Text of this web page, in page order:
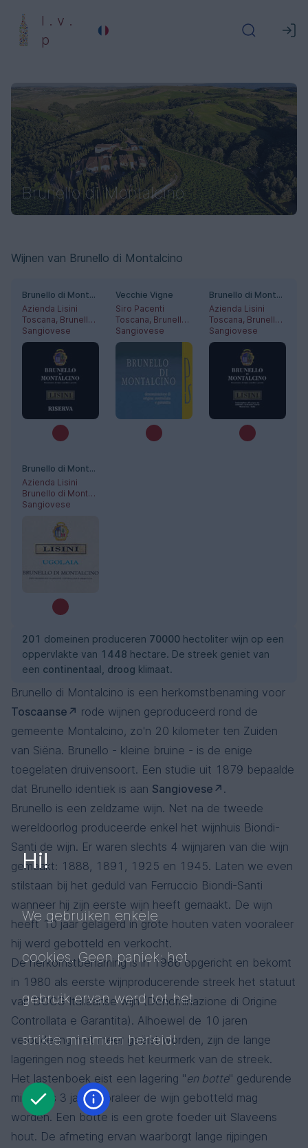
l . v .
p
Brunello di Montalcino
201 domeinen produceren 70000 hectoliter wijn op een
oppervlakte van 1448 hectare. De streek geniet van
een continentaal, droog klimaat.
Brunello di Montalcino is een herkomstbenaming voor
Toscaanse
rode wijnen geproduceerd rond de
gemeente Montalcino, zo'n 20 kilometer ten Zuiden
van Siëna. Brunello - kleine bruine - is de enige
toegelaten druivensoort. Een studie uit 1879 bepaalde
dat Brunello identiek is aan Sangiovese
.
Brunello is een zeldzame wijn. Net na de tweede
wereldoorlog produceerde enkel het wijnhuis Biondi-
Santi de wijn. Er waren slechts 4 wijnjaren van die wijn
gemaakt: 1888, 1891, 1925 en 1945. Laten we even
stilstaan bij het geduld van Ferruccio Biondi-Santi
wanneer hij zijn eerste wijn heeft gemaakt. De wijn
heeft 10 jaar gelagerd in grote houten vaten vooraleer
hij werd gebotteld en verkocht.
De herkomstbenaming is in 1966 opgericht en bekomt
in 1980 als eerste wijnproducerende streek het statuut
van DOCG Italiaanse wijn (Denominazione di Origine
Controllata e Garantita). Alhoewel de 10 jaren
veroudering niet meer geëist worden, zijn de lange
lageringen nog steeds het keurmerk van de streek.
Het lastenboek eist een lagering "en botte" gedurende
minstens 3 jaar vooraleer de wijn gebotteld mag
worden. Een botte is een grote foeder uit Slaveens
hout. De afmeting ervan waarborgt lange rijpingen
Wijnen van Brunello di Montalcino
Brunello di Montalcino Riserva
Azienda Lisini
Toscana, Brunello di Montalcino
Sangiovese
Vecchie Vigne
Siro Pacenti
Toscana, Brunello di Montalcino
Sangiovese
Brunello di Montalcino
Azienda Lisini
Toscana, Brunello di Montalcino
Sangiovese
Brunello di Montalcino Ugolaia
Azienda Lisini
Brunello di Montalcino
Sangiovese
Hi!
We gebruiken enkele
cookies. Geen paniek: het
gebruik ervan werd tot het
strikte minimum herleid!